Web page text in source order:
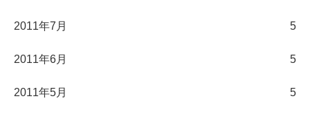
2011年7月 5
2011年6月 5
2011年5月 5